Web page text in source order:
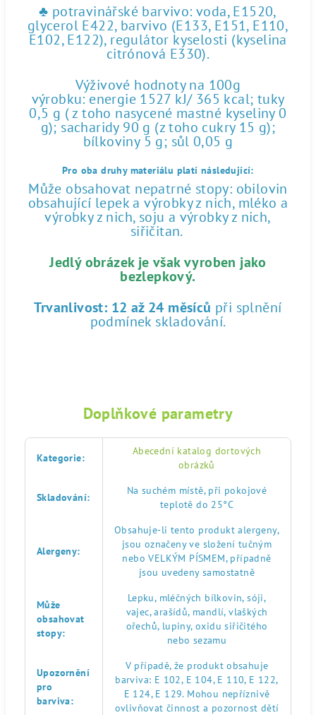
♣ potravinářské barvivo: voda, E1520,
glycerol E422, barvivo (E133, E151, E110,
E102, E122), regulátor kyselosti (kyselina
citrónová E330).
Výživové hodnoty na 100g
výrobku: energie 1527 kJ/ 365 kcal; tuky
0,5 g ( z toho nasycené mastné kyseliny 0
g); sacharidy 90 g (z toho cukry 15 g);
bílkoviny 5 g; sůl 0,05 g
Pro oba druhy materiálu platí následující:
Může obsahovat nepatrné stopy: obilovin
obsahující lepek a výrobky z nich, mléko a
výrobky z nich, soju a výrobky z nich,
siřičitan.
Jedlý obrázek je však vyroben jako
bezlepkový.
Trvanlivost: 12 až 24 měsíců při splnění
podmínek skladování.
Doplňkové parametry
Kategorie:
Abecední katalog dortových
obrázků
Skladování:
Na suchém místě, při pokojové
teplotě do 25°C
Alergeny:
Obsahuje-li tento produkt alergeny,
jsou označeny ve složení tučným
nebo VELKÝM PÍSMEM, případně
jsou uvedeny samostatně
Může
obsahovat
stopy:
Lepku, mléčných bílkovin, sóji,
vajec, arašídů, mandlí, vlaškých
ořechů, lupiny, oxidu siřičitého
nebo sezamu
Upozornění
pro
barviva:
V případě, že produkt obsahuje
barviva: E 102, E 104, E 110, E 122,
E 124, E 129. Mohou nepříznivě
ovlivňovat činnost a pozornost dětí